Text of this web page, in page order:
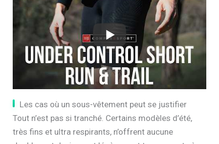
Les cas où un sous-vêtement peut se justifier
Tout n’est pas si tranché. Certains modèles d’été,
très fins et ultra respirants, n’offrent aucune